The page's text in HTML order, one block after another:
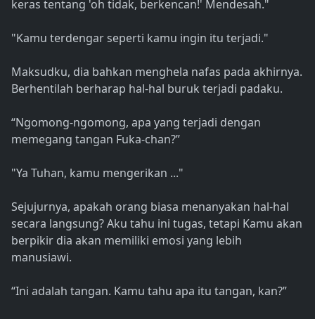
keras tentang 'oh tidak, berkencan!' Mendesah."
"Kamu terdengar seperti kamu ingin itu terjadi."
Maksudku, dia bahkan menghela nafas pada akhirnya.
Berhentilah berharap hal-hal buruk terjadi padaku.
“Ngomong-ngomong, apa yang terjadi dengan
memegang tangan Fuka-chan?”
"Ya Tuhan, kamu mengerikan ..."
Sejujurnya, apakah orang biasa menanyakan hal-hal
secara langsung? Aku tahu ini tugas, tetapi Kamu akan
berpikir dia akan memiliki emosi yang lebih
manusiawi.
“Ini adalah tangan. Kamu tahu apa itu tangan, kan?”